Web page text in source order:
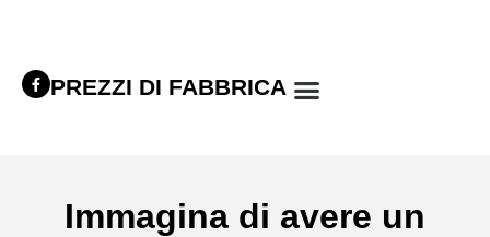
PREZZI DI FABBRICA
Immagina di avere un